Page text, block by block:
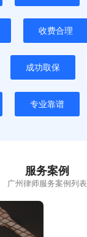
收费合理
成功取保
专业靠谱
服务案例
广州律师服务案例列表